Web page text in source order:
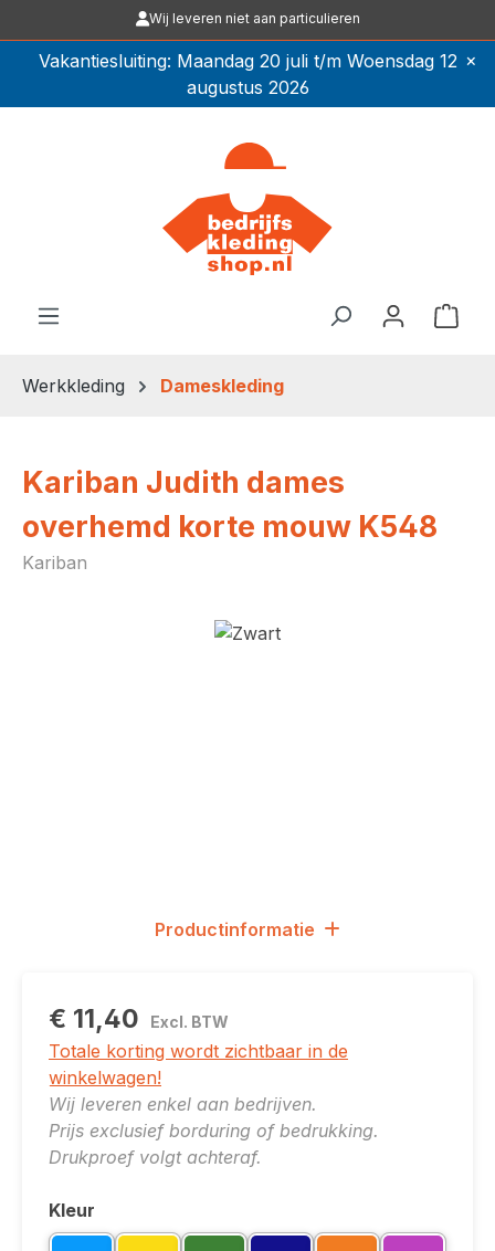
Ga naar de hoofdinhoudWij leveren niet aan particulieren
Vakantiesluiting: Maandag 20 juli t/m Woensdag 12
augustus 2026
×
Werkkleding Dameskleding
Kariban Judith dames
overhemd korte mouw K548
Kariban
Afbeeldingengalerij overslaan
Productinformatie
€ 11,40 Excl. BTW
Totale korting wordt zichtbaar in de
winkelwagen!
Wij leveren enkel aan bedrijven.
Prijs exclusief borduring of bedrukking.
Drukproef volgt achteraf.
Selecteer
Kleur
Kleuroptie: Aqua
Kleuroptie: GeelKleuroptie: Groen
Kleuroptie: Marine blauw
Kleuroptie: Oranje
Kleuroptie: